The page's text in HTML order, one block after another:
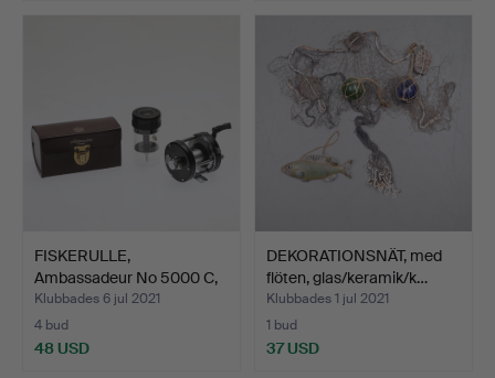
FISKERULLE,
Ambassadeur No 5000 C,
ABU, me…
Klubbades 6 jul 2021
4 bud
48 USD
DEKORATIONSNÄT, med
flöten, glas/keramik/k…
Klubbades 1 jul 2021
1 bud
37 USD